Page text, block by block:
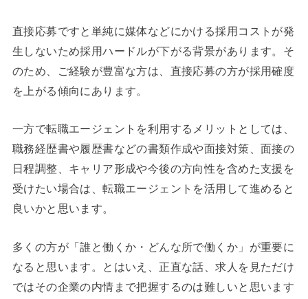
直接応募ですと単純に媒体などにかける採用コストが発
生しないため採用ハードルが下がる背景があります。そ
のため、ご経験が豊富な方は、直接応募の方が採用確度
を上がる傾向にあります。
一方で転職エージェントを利用するメリットとしては、
職務経歴書や履歴書などの書類作成や面接対策、面接の
日程調整、キャリア形成や今後の方向性を含めた支援を
受けたい場合は、転職エージェントを活用して進めると
良いかと思います。
多くの方が「誰と働くか・どんな所で働くか」が重要に
なると思います。とはいえ、正直な話、求人を見ただけ
ではその企業の内情まで把握するのは難しいと思います